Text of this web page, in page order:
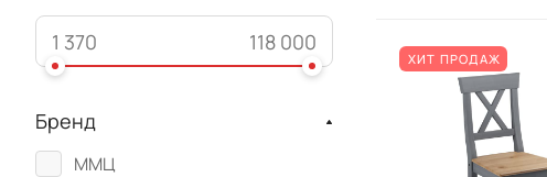
ХИТ ПРОДАЖ
Бренд
ММЦ